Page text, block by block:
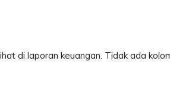
di laporan keuangan. Tidak ada